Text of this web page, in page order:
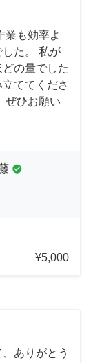
業も効率よ
した。 私が
の量でした
ててくださ
ぜひお願い
check_circle
¥5,000
ありがとう